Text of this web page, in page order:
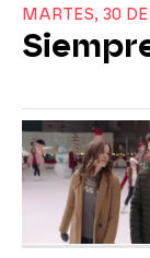
MARTES, 30